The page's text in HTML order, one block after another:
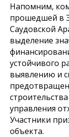
Напомним,
прошедшей в
Саудовской
выделение
устойчивого
выявлению и
управления
Участники
объекта.